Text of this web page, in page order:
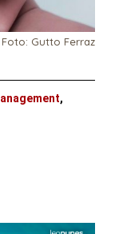
Foto: Gutto Ferraz
,